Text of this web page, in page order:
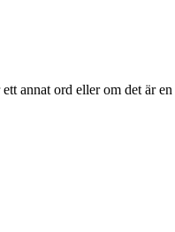
annat ord eller om det är